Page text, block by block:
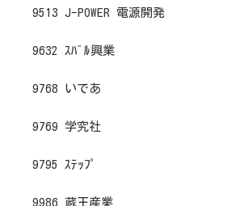
9513 J-POWER 電源開発
9632 ｽﾊﾞﾙ興業
9768 いであ
9769 学究社
9795 ｽﾃｯﾌﾟ
9986 蔵王産業